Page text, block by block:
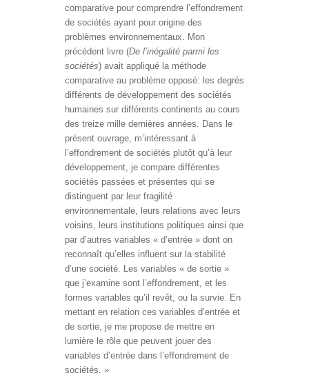
comparative pour comprendre l’effondrement
de sociétés ayant pour origine des
problèmes environnementaux. Mon
précédent livre (De l’inégalité parmi les
sociétés) avait appliqué la méthode
comparative au problème opposé: les degrés
différents de développement des sociétés
humaines sur différents continents au cours
des treize mille dernières années. Dans le
présent ouvrage, m’intéressant à
l’effondrement de sociétés plutôt qu’à leur
développement, je compare différentes
sociétés passées et présentes qui se
distinguent par leur fragilité
environnementale, leurs relations avec leurs
voisins, leurs institutions politiques ainsi que
par d’autres variables « d’entrée » dont on
reconnaît qu’elles influent sur la stabilité
d’une société. Les variables « de sortie »
que j’examine sont l’effondrement, et les
formes variables qu’il revêt, ou la survie. En
mettant en relation ces variables d’entrée et
de sortie, je me propose de mettre en
lumière le rôle que peuvent jouer des
variables d’entrée dans l’effondrement de
sociétés. »